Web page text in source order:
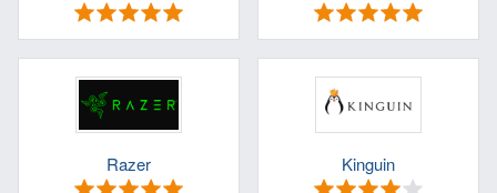
Razer Kinguin